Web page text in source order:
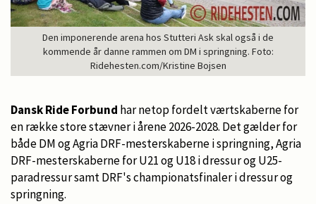
Den imponerende arena hos Stutteri Ask skal også i de
kommende år danne rammen om DM i springning. Foto:
Ridehesten.com/Kristine Bojsen
Dansk Ride Forbund har netop fordelt værtskaberne for
en række store stævner i årene 2026-2028. Det gælder for
både DM og Agria DRF-mesterskaberne i springning, Agria
DRF-mesterskaberne for U21 og U18 i dressur og U25-
paradressur samt DRF's championatsfinaler i dressur og
springning.